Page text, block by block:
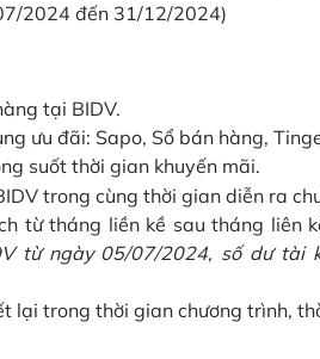
2024 đến 31/12/2024)
tại BIDV.
ưu đãi: Sapo, Sổ bán hàng,
suốt thời gian khuyến mãi.
trong cùng thời gian diễn ra
từ tháng liền kề sau tháng liên
từ ngày 05/07/2024, số dư tài
lại trong thời gian chương trình,